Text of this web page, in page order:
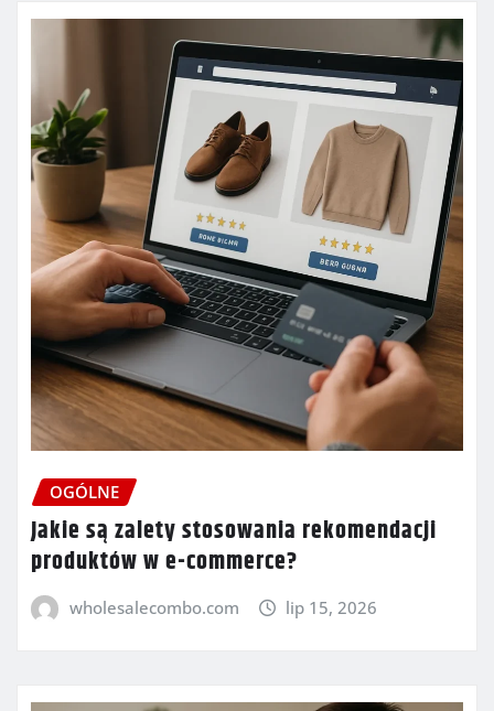
OGÓLNE
Jakie są zalety stosowania rekomendacji
produktów w e-commerce?
wholesalecombo.com lip 15, 2026